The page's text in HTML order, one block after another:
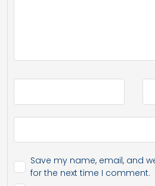
Save my name, email, and
for the next time I comment.